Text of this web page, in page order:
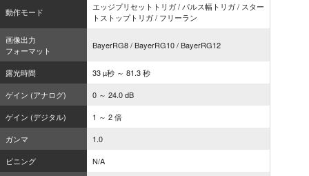
動作モード
エッジプリセットトリガ / パルス幅トリガ / スター
トストップトリガ / フリーラン
画像出力
フォーマット
BayerRG8 / BayerRG10 / BayerRG12
露光時間
33 µ秒 ～ 81.3 秒
ゲイン (アナログ)
0 ～ 24.0 dB
ゲイン (デジタル)
1 ～ 2 倍
ガンマ
1.0
ビニング
N/A